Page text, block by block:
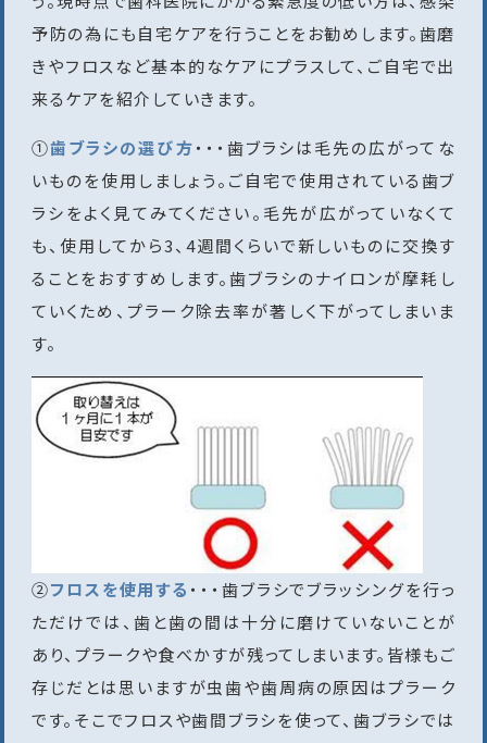
予防の為にも自宅ケアを行うことをお勧めします。歯磨
きやフロスなど基本的なケアにプラスして、ご自宅で出
来るケアを紹介していきます。
①歯ブラシの選び方・・・歯ブラシは毛先の広がってな
いものを使用しましょう。ご自宅で使用されている歯ブ
ラシをよく見てみてください。毛先が広がっていなくて
も、使用してから3、4週間くらいで新しいものに交換す
ることをおすすめします。歯ブラシのナイロンが摩耗し
ていくため、プラーク除去率が著しく下がってしまいま
す。
②フロスを使用する ・・・歯ブラシでブラッシングを行っ
ただけでは、歯と歯の間は十分に磨けていないことが
あり、プラークや食べかすが残ってしまいます。皆様もご
存じだとは思いますが虫歯や歯周病の原因はプラーク
です。そこでフロスや歯間ブラシを使って、歯ブラシでは